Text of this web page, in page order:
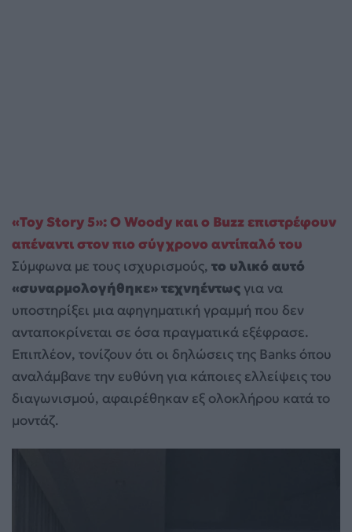
«Toy Story 5»: Ο Woody και ο Buzz επιστρέφουν
απέναντι στον πιο σύγχρονο αντίπαλό του
Σύμφωνα με τους ισχυρισμούς, το υλικό αυτό
«συναρμολογήθηκε» τεχνηέντως για να
υποστηρίξει μια αφηγηματική γραμμή που δεν
ανταποκρίνεται σε όσα πραγματικά εξέφρασε.
Επιπλέον, τονίζουν ότι οι δηλώσεις της Banks όπου
αναλάμβανε την ευθύνη για κάποιες ελλείψεις του
διαγωνισμού, αφαιρέθηκαν εξ ολοκλήρου κατά το
μοντάζ.